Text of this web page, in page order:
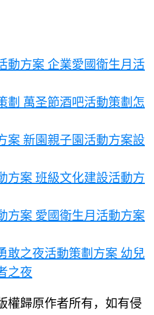
動方案 企業愛國衛生月活
劃 萬圣節酒吧活動策劃怎
案 新園親子園活動方案設
方案 班級文化建設活動方
方案 愛國衛生月活動方案
敢之夜活動策劃方案 幼兒
之夜
權歸原作者所有，如有侵